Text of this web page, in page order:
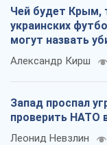
Чей будет Крым,
украинских
могут назвать
Александр Кирш
Запад проспал
проверить НАТО
Леонид Невзлин